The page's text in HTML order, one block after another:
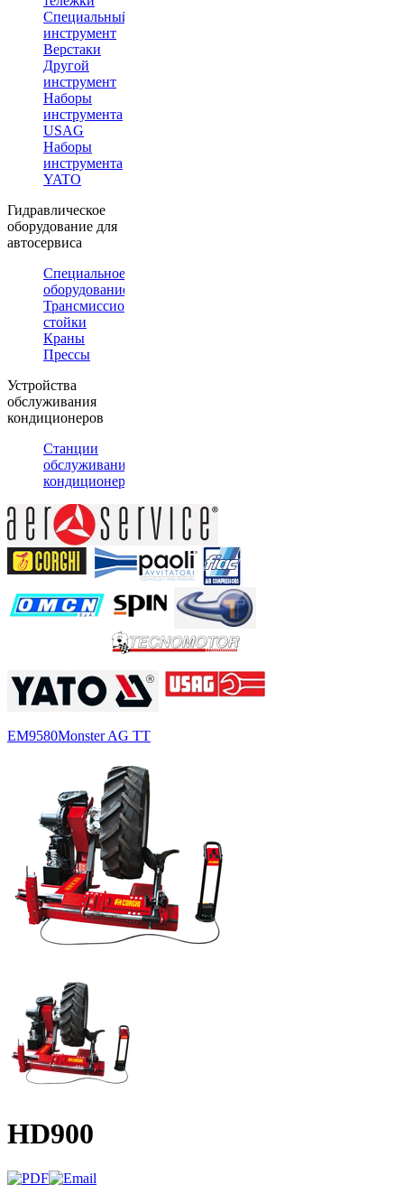
Специальный
инструмент
Верстаки
Другой
инструмент
Наборы
инструмента
USAG
Наборы
инструмента
YATO
Гидравлическое
оборудование для
автосервиса
Специальное
оборудование
Трансмиссионные
стойки
Краны
Прессы
Устройства
обслуживания
кондиционеров
Станции
обслуживания
кондиционеров
EM9580Monster AG TT
HD900